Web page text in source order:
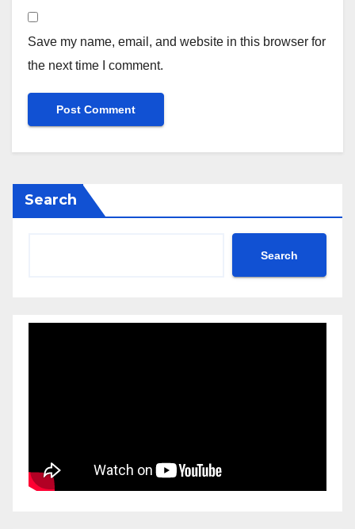
Save my name, email, and website in this browser for
the next time I comment.
Search
Search